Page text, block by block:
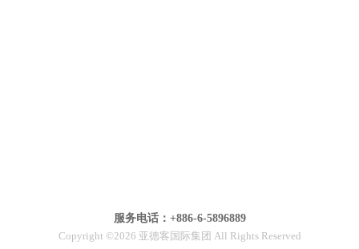
服务电话：+886-6-5896889
Copyright ©2026 亚德客国际集团 All Rights Reserved